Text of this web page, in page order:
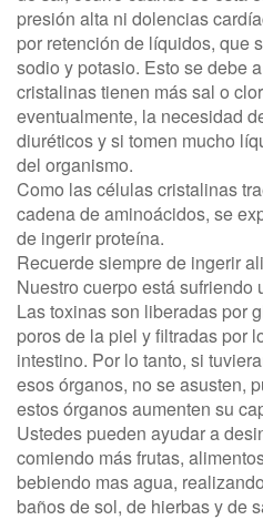
presión alta ni dolencias
por retención de líquidos, que
sodio y potasio. Esto se debe
cristalinas tienen más sal o
eventualmente, la necesidad
diuréticos y si tomen mucho
del organismo.
Como las células cristalinas
cadena de aminoácidos, se
de ingerir proteína.
Recuerde siempre de ingerir
Nuestro cuerpo está sufriendo
Las toxinas son liberadas por
poros de la piel y filtradas por
intestino. Por lo tanto, si
esos órganos, no se asusten,
estos órganos aumenten su
Ustedes pueden ayudar a
comiendo más frutas,
bebiendo mas agua,
baños de sol, de hierbas y de